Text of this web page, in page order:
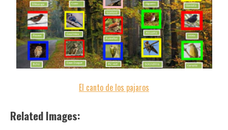
El canto de los pajaros
Related Images: